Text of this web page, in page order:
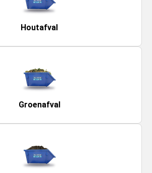
Houtafval
Groenafval